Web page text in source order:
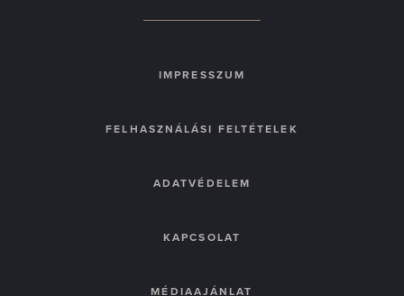
IMPRESSZUM
FELHASZNÁLÁSI FELTÉTELEK
ADATVÉDELEM
KAPCSOLAT
MÉDIAAJÁNLAT